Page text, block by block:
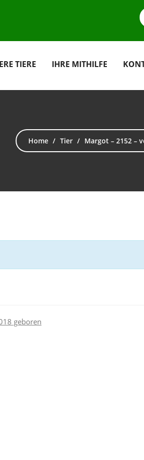
TIERE IHRE MITHILFE
Home Tier Margot – 2152 –
geboren